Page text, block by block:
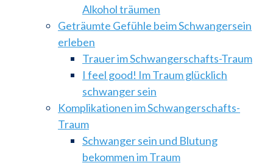
Alkohol träumen
Geträumte Gefühle beim Schwangersein
erleben
Trauer im Schwangerschafts-Traum
I feel good! Im Traum glücklich
schwanger sein
Komplikationen im Schwangerschafts-
Traum
Schwanger sein und Blutung
bekommen im Traum